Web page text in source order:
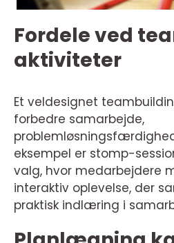
Fordele ved
aktiviteter
Et veldesignet
forbedre samarbejde,
eksempel er stomp-
valg, hvor medarbejdere
interaktiv oplevelse, der
praktisk indlæring i